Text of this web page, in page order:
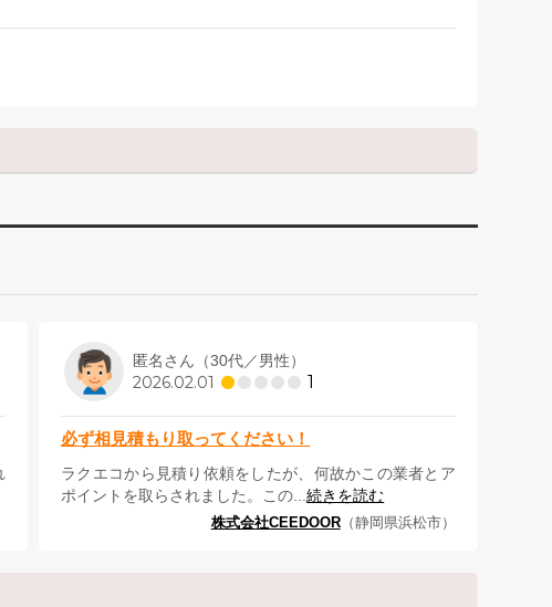
匿名さん（30代／男性）
2026.02.01 1
必ず相見積もり取ってください！
ラクエコから見積り依頼をしたが、何故かこの業者とア
ポイントを取らされました。この...続きを読む
株式会社CEEDOOR（静岡県浜松市）